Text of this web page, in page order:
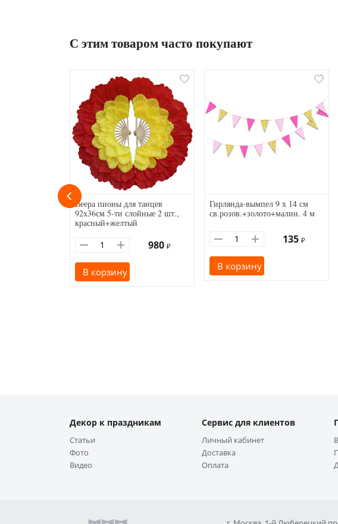
С этим товаром часто покупают
Веера пионы для танцев
92х36см 5-ти слойные 2 шт.,
красный+желтый
980 ₽
В корзину
Гирлянда-вымпел 9 х 14 см
св.розов.+золото+малин. 4 м
135 ₽
В корзину
Декор к праздникам
Статьи
Фото
Видео
Сервис для клиентов
Личный кабинет
Доставка
Оплата